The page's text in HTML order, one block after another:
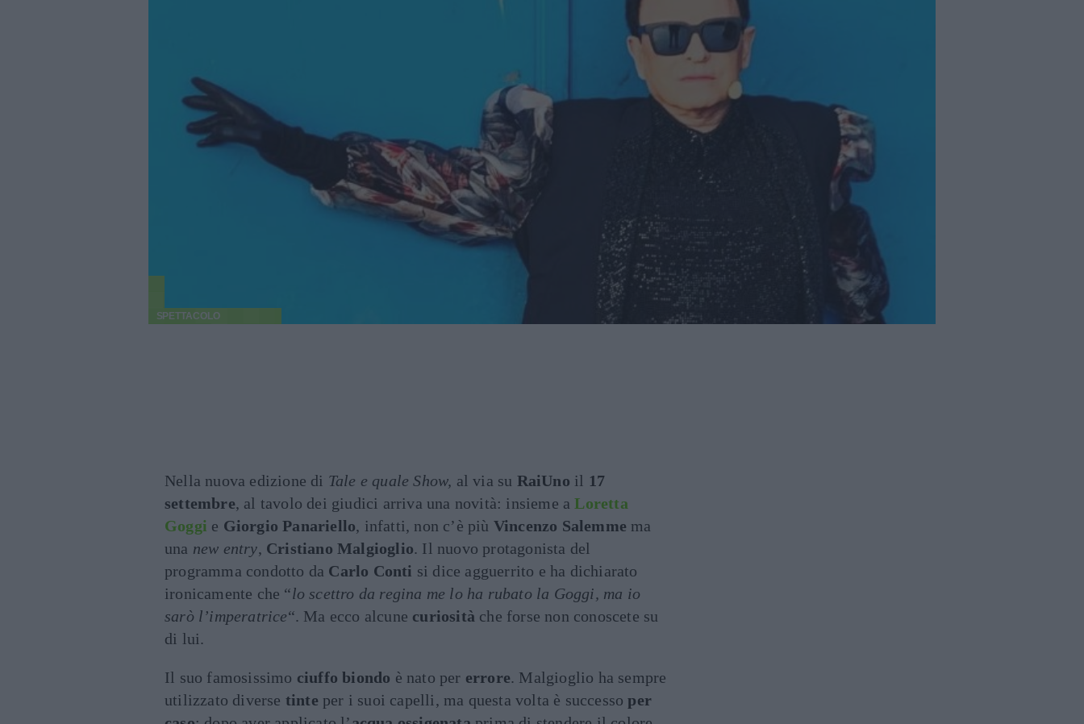
SPETTACOLO
Nella nuova edizione di Tale e quale Show, al via su RaiUno il 17
settembre, al tavolo dei giudici arriva una novità: insieme aLoretta
Goggi e Giorgio Panariello, infatti, non c’è più Vincenzo Salemme ma
una new entry, Cristiano Malgioglio. Il nuovo protagonista del
programma condotto da Carlo Conti si dice agguerrito e ha dichiarato
ironicamente che “lo scettro da regina me lo ha rubato la Goggi, ma io
sarò l’imperatrice“. Ma ecco alcune curiosità che forse non conoscete su
di lui.
Il suo famosissimo ciuffo biondo è nato per errore. Malgioglio ha sempre
utilizzato diverse tinte per i suoi capelli, ma questa volta è successoper